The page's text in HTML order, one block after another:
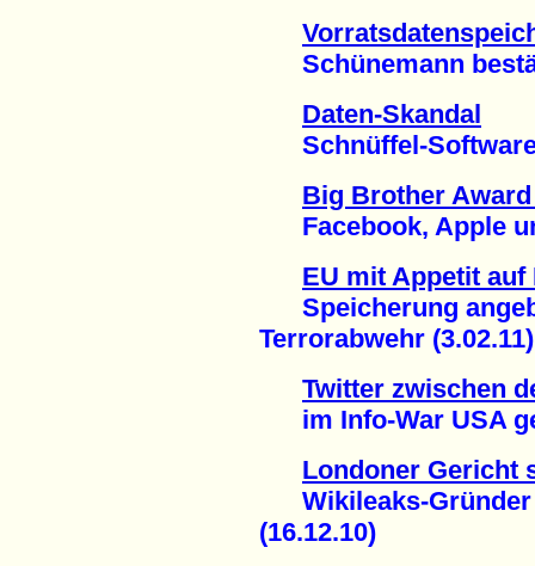
Schünemann
Daten-Skandal
Schnüffel-Software
Big Brother Award
Facebook, Apple
EU mit Appetit auf
Speicherung
Terrorabwehr (3.02.11)
Twitter zwischen
im Info-War USA
Londoner Gericht
Wikileaks-Gründer
(16.12.10)